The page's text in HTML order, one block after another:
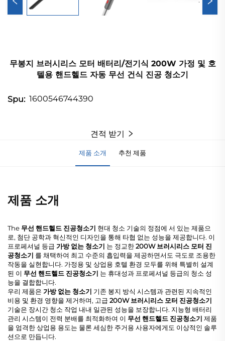
무봉지 브러시리스 모터 배터리/전기식 200W 가정 및 호
텔용 핸드헬드 자동 무선 건식 진공 청소기
Spu: 1600546744390
견적 받기
제품 소개 추천 제품
제품 소개
The 무선 핸드헬드 진공청소기 현대 청소 기술의 정점에 서 있는 제품으
로, 첨단 공학과 혁신적인 디자인을 통해 타협 없는 성능을 제공합니다. 이
프로페셔널 등급 가방 없는 청소기 는 정교한200W 브러시리스 모터 진
공청소기 를 채택하여 최고 수준의 흡입력을 제공하면서도 극도로 조용한
작동을 실현합니다. 가정용 및 상업용 호텔 환경 모두를 위해 특별히 설계
된 이 무선 핸드헬드 진공청소기 는 휴대성과 프로페셔널 등급의 청소 성
능을 결합합니다.
우리 제품은 가방 없는 청소기 기존 봉지 방식 시스템과 관련된 지속적인
비용 및 환경 영향을 제거하며, 고급 200W 브러시리스 모터 진공청소기
기술은 장시간 청소 작업 내내 일관된 성능을 보장합니다. 지능형 배터리
관리 시스템이 전력 분배를 최적화하여 이 무선 핸드헬드 진공청소기 제품
을 엄격한 상업용 용도는 물론 세심한 주거용 사용자에게도 이상적인 솔루
션으로 만듭니다.